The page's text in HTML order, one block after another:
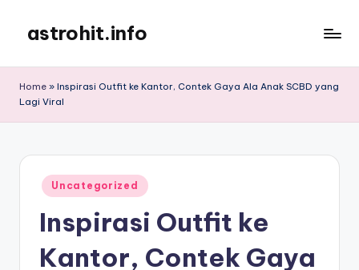
content
astrohit.info
Akurat
Home » Inspirasi Outfit ke Kantor, Contek Gaya Ala Anak SCBD yang
Lagi Viral
Posted
in
Uncategorized
Inspirasi Outfit ke
Kantor, Contek Gaya